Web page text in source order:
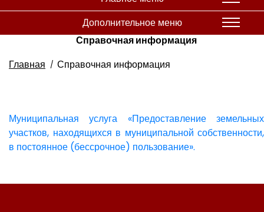
Дополнительное меню
Справочная информация
Главная
Справочная информация
Муниципальная услуга «Предоставление земельных
участков, находящихся в муниципальной собственности,
в постоянное (бессрочное) пользование».